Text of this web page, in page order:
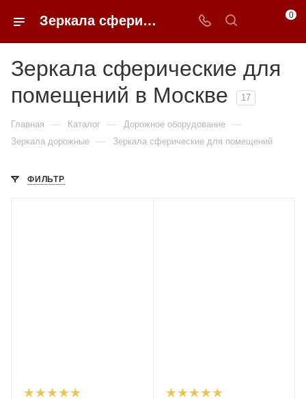
Зеркала сферические для помещений в Москве купить по доступным ценам с доставкой от 0ФФЕР.ру 0
Зеркала сферические для
помещений в Москве
17
Главная — Каталог — Дорожное оборудование —
Зеркала дорожные — Зеркала сферические для помещений
ФИЛЬТР